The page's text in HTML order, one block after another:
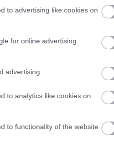
to advertising like cookies on
for online advertising
advertising.
to analytics like cookies on
to functionality of the website
ahol hat
következő hírek
2